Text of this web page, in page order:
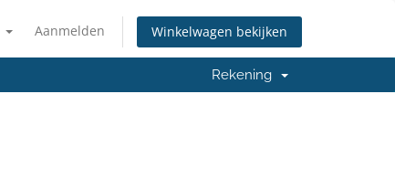
Aanmelden Winkelwagen bekijken
Rekening